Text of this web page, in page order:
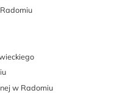
w Radomiu